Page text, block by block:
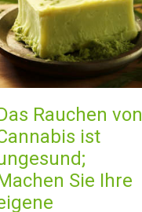
Rauchen von
ist
Sie Ihre